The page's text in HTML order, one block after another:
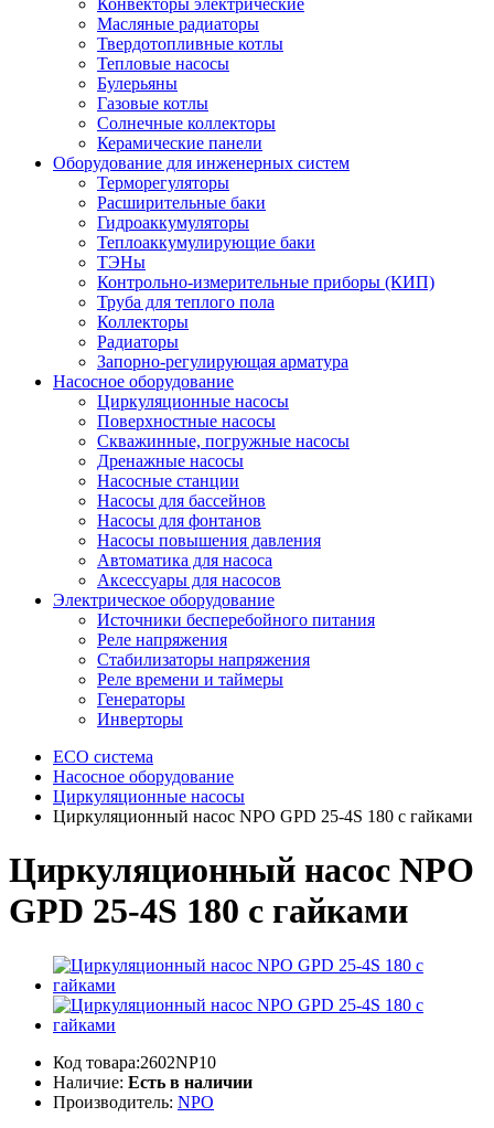
Конвекторы электрические
Масляные радиаторы
Твердотопливные котлы
Тепловые насосы
Булерьяны
Газовые котлы
Солнечные коллекторы
Керамические панели
Оборудование для инженерных систем
Терморегуляторы
Расширительные баки
Гидроаккумуляторы
Теплоаккумулирующие баки
ТЭНы
Контрольно-измерительные приборы (КИП)
Труба для теплого пола
Коллекторы
Радиаторы
Запорно-регулирующая арматура
Насосное оборудование
Циркуляционные насосы
Поверхностные насосы
Скважинные, погружные насосы
Дренажные насосы
Насосные станции
Насосы для бассейнов
Насосы для фонтанов
Насосы повышения давления
Автоматика для насоса
Аксессуары для насосов
Электрическое оборудование
Источники бесперебойного питания
Реле напряжения
Стабилизаторы напряжения
Реле времени и таймеры
Генераторы
Инверторы
ECO система
Насосное оборудование
Циркуляционные насосы
Циркуляционный насос NPO GPD 25-4S 180 с гайками
Циркуляционный насос NPO
GPD 25-4S 180 с гайками
Код товара:2602NP10
Наличие: Есть в наличии
Производитель: NPO